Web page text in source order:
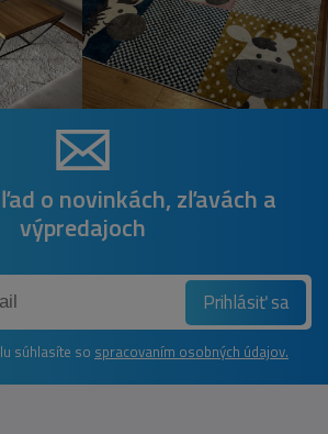
o novinkách, zľavách a
výpredajoch
Prihlásiť sa
súhlasíte so spracovaním osobných údajov.